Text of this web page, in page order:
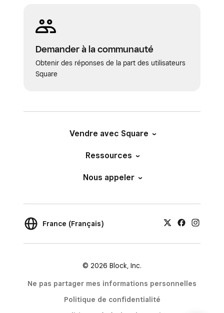
Demander à la communauté
Obtenir des réponses de la part des utilisateurs
Square
Vendre avec Square
Ressources
Nous appeler
France (Français)
© 2026 Block, Inc.
Ne pas partager mes informations personnelles
Politique de confidentialité